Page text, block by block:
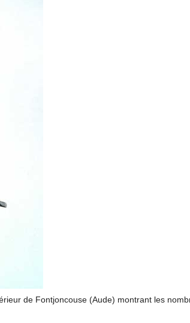
de Fontjoncouse (Aude) montrant les